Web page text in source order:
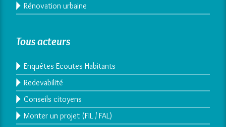
Rénovation urbaine
Tous acteurs
Enquêtes Ecoutes Habitants
Redevabilité
Conseils citoyens
Monter un projet (FIL / FAL)